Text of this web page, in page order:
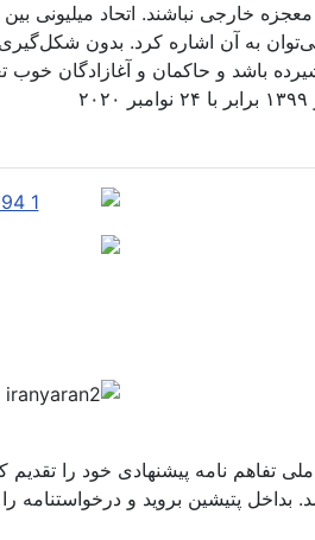
معجزه خارجی نباشند. اتحاد
به آن اشاره کرد. بدون
شیرده باشد و حاکمان و آغازادگان
ملی تفاهم نامه پیشنهادی خود را